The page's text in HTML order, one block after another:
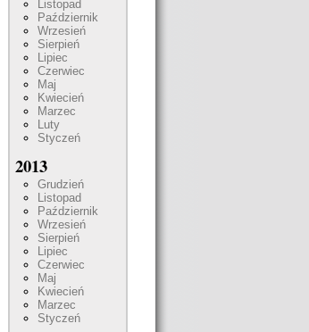
Listopad
Październik
Wrzesień
Sierpień
Lipiec
Czerwiec
Maj
Kwiecień
Marzec
Luty
Styczeń
2013
Grudzień
Listopad
Październik
Wrzesień
Sierpień
Lipiec
Czerwiec
Maj
Kwiecień
Marzec
Styczeń